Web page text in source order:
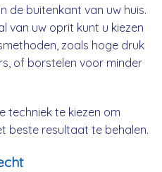
de buitenkant van uw huis.
van uw oprit kunt u kiezen
zoals hoge druk
of borstelen voor minder
techniek te kiezen om
beste resultaat te behalen.